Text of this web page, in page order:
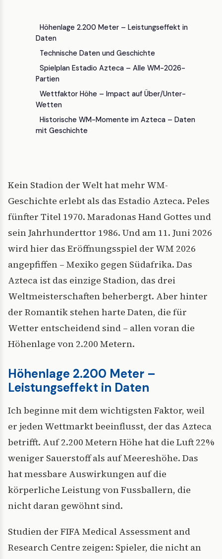
Höhenlage 2.200 Meter – Leistungseffekt in
Daten
Technische Daten und Geschichte
Spielplan Estadio Azteca – Alle WM-2026-
Partien
Wettfaktor Höhe – Impact auf Über/Unter-
Wetten
Historische WM-Momente im Azteca – Daten
mit Geschichte
Kein Stadion der Welt hat mehr WM-
Geschichte erlebt als das Estadio Azteca. Peles
fünfter Titel 1970. Maradonas Hand Gottes und
sein Jahrhunderttor 1986. Und am 11. Juni 2026
wird hier das Eröffnungsspiel der WM 2026
angepfiffen – Mexiko gegen Südafrika. Das
Azteca ist das einzige Stadion, das drei
Weltmeisterschaften beherbergt. Aber hinter
der Romantik stehen harte Daten, die für
Wetter entscheidend sind – allen voran die
Höhenlage von 2.200 Metern.
Höhenlage 2.200 Meter –
Leistungseffekt in Daten
Ich beginne mit dem wichtigsten Faktor, weil
er jeden Wettmarkt beeinflusst, der das Azteca
betrifft. Auf 2.200 Metern Höhe hat die Luft 22%
weniger Sauerstoff als auf Meereshöhe. Das
hat messbare Auswirkungen auf die
körperliche Leistung von Fussballern, die
nicht daran gewöhnt sind.
Studien der FIFA Medical Assessment and
Research Centre zeigen: Spieler, die nicht an